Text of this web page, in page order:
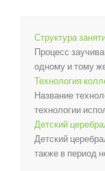
Структура
Процесс
одному и тому
Технология
Название
технологии
Детский
Детский
также в период